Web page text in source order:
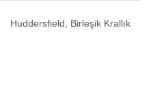
Huddersfield, Birleşik Krallık